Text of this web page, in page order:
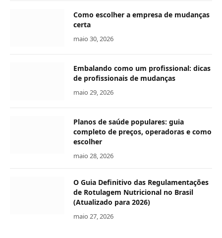
Como escolher a empresa de mudanças
certa
maio 30, 2026
Embalando como um profissional: dicas
de profissionais de mudanças
maio 29, 2026
Planos de saúde populares: guia
completo de preços, operadoras e como
escolher
maio 28, 2026
O Guia Definitivo das Regulamentações
de Rotulagem Nutricional no Brasil
(Atualizado para 2026)
maio 27, 2026